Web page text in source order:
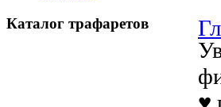
Каталог трафаретов